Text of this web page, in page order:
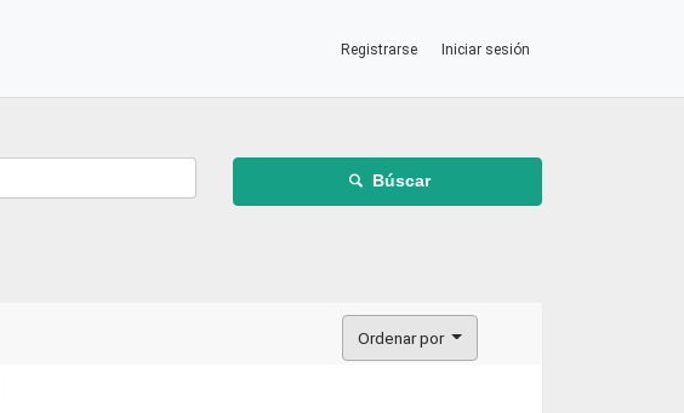
Registrarse Iniciar sesión
Búscar
Ordenar por